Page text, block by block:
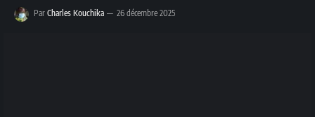
Par Charles Kouchika 26 décembre 2025